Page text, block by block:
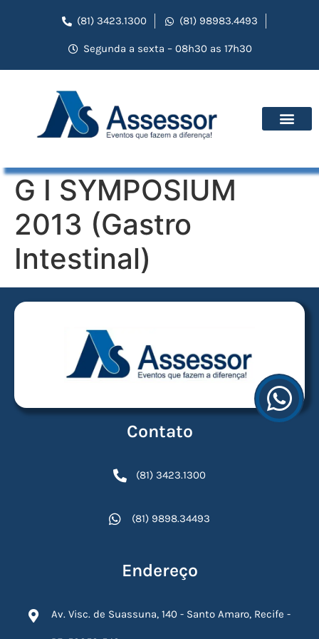
(81) 3423.1300 (81) 98983.4493
Segunda a sexta – 08h30 as 17h30
G I SYMPOSIUM
2013 (Gastro
Intestinal)
Contato
(81) 3423.1300
(81) 9898.34493
Endereço
Av. Visc. de Suassuna, 140 - Santo Amaro, Recife -